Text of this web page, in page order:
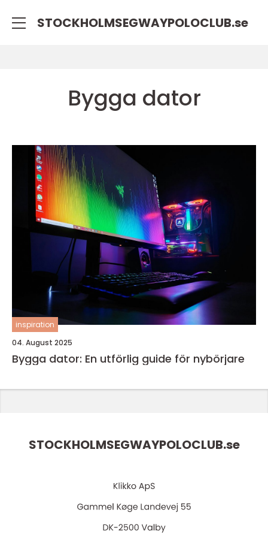
STOCKHOLMSEGWAYPOLOCLUB.se
Bygga dator
inspiration
04. August 2025
Bygga dator: En utförlig guide för nybörjare
STOCKHOLMSEGWAYPOLOCLUB.se